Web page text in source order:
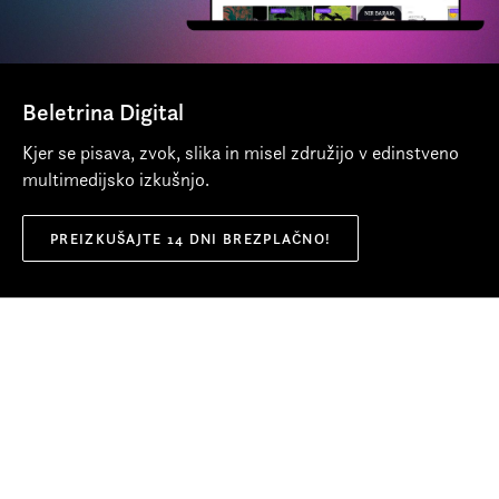
. Je erudistki analitik evropskih kultur in izjemen
Ob branju Énarda zvenijo sodobne
pritlehnosti, kot so naraščajoči
populizmi, nacionalizmi, nestrpnost …,
še toliko bolj prostaško.
Delo
Beletrina Digital
Kjer se pisava, zvok, slika in misel združijo v edinstveno
multimedijsko izkušnjo.
PREIZKUŠAJTE 14 DNI BREZPLAČNO!